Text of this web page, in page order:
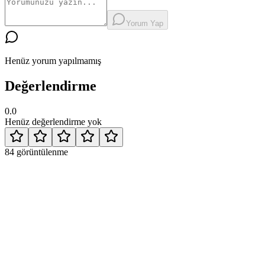
Yorum Yap
Henüz yorum yapılmamış
Değerlendirme
0.0
Henüz değerlendirme yok
84 görüntülenme